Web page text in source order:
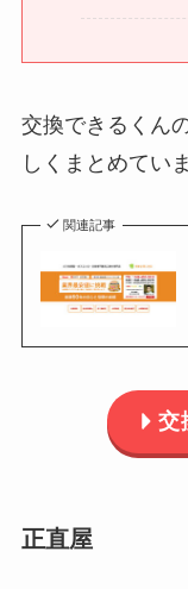
交換できるくん
しくまとめてい
関連記事
交
正直屋